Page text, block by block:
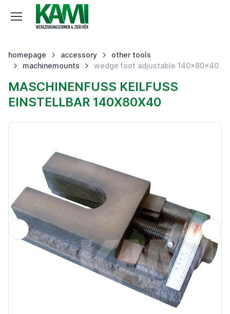
homepage accessory
other tools
machinemounts
wedge foot adjustable 140x80x40
MASCHINENFUSS KEILFUSS
EINSTELLBAR 140X80X40